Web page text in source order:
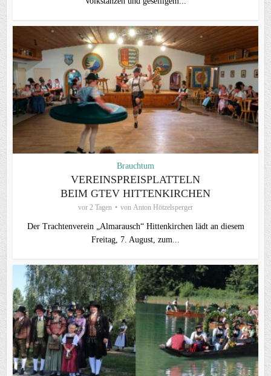
Brauchtum
VEREINSPREISPLATTELN
BEIM GTEV HITTENKIRCHEN
vor 2 Tagen von Anton Hötzelsperger
Der Trachtenverein „Almarausch“ Hittenkirchen lädt an diesem
Freitag, 7. August, zum...